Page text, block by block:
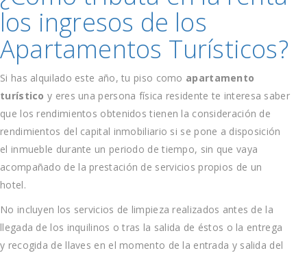
los ingresos de los
Apartamentos Turísticos?
Si has alquilado este año, tu piso como apartamento
turístico y eres una persona física residente te interesa saber
que los rendimientos obtenidos tienen la consideración de
rendimientos del capital inmobiliario si se pone a disposición
el inmueble durante un periodo de tiempo, sin que vaya
acompañado de la prestación de servicios propios de un
hotel.
No incluyen los servicios de limpieza realizados antes de la
llegada de los inquilinos o tras la salida de éstos o la entrega
y recogida de llaves en el momento de la entrada y salida del